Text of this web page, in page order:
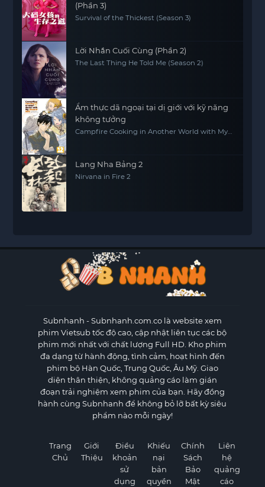
(Phần 3)
Survival of the Thickest (Season 3)
Lời Nhắn Cuối Cùng (Phần 2)
The Last Thing He Told Me (Season 2)
Ẩm thực dã ngoại tại dị giới với kỹ năng
không tưởng
Campfire Cooking in Another World with My
Lang Nha Bảng 2
Nirvana in Fire 2
Subnhanh - Subnhanh.com.co là website xem
phim Vietsub tốc độ cao, cập nhật liên tục các bộ
phim mới nhất với chất lượng Full HD. Kho phim
đa dạng từ hành động, tình cảm, hoạt hình đến
phim bộ Hàn Quốc, Trung Quốc, Âu Mỹ. Giao
diện thân thiện, không quảng cáo làm gián
đoạn trải nghiệm xem phim của bạn. Hãy đồng
hành cùng Subnhanh để không bỏ lỡ bất kỳ siêu
phẩm nào mỗi ngày!
Trang
Chủ
Giới
Thiệu
Điều
khoản
sử
dụng
Khiếu
nại
bản
quyền
Chính
Sách
Bảo
Mật
Liên
hệ
quảng
cáo